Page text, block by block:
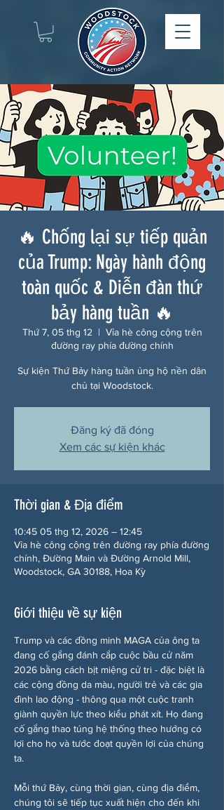
🔥 Chống lại sự tiếp quản
của Trump: Ngày hành động
toàn quốc & Diễn đàn thứ
bảy hàng tuần 🔥
Thứ 7, 05 thg 12
  |
Vỉa hè công cộng trên
đường ray phía đường chính
Sự kiện Thứ Bảy hàng tuần ủng hộ nền dân
chủ tại Woodstock.
Đăng ký đã đóng
Xem các sự kiện khác
Thời gian & Địa điểm
10:45 05 thg 12, 2026 – 12:45
Vỉa hè công cộng trên đường ray phía đường
chính, Đường Main và Đường Arnold Mill,
Woodstock, GA 30188, Hoa Kỳ
Giới thiệu về sự kiện
Trump và các đồng minh MAGA của ông ta
đang cố gắng đánh cắp cuộc bầu cử năm
2026 bằng cách bịt miệng cử tri - đặc biệt là
các cộng đồng da màu, người trẻ và các gia
đình lao động - thông qua một cuộc tranh
giành quyền lực theo kiểu phát xít. Họ đang
cố gắng thao túng hệ thống theo hướng có
lợi cho họ và tước đoạt quyền lợi của chúng
ta.
Mỗi thứ Bảy, cùng thời gian, cùng địa điểm,
chúng tôi sẽ tiếp tục xuất hiện cho đến khi